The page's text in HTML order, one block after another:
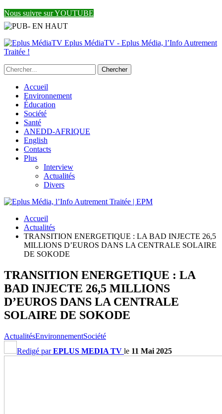
Nous suivre sur YOUTUBE
Eplus MédiaTV - Eplus Média, l’Info Autrement
Traitée !
Accueil
Environnement
Éducation
Société
Santé
ANEDD-AFRIQUE
English
Contacts
Plus
Interview
Actualités
Divers
Accueil
Actualités
TRANSITION ENERGETIQUE : LA BAD INJECTE 26,5
MILLIONS D’EUROS DANS LA CENTRALE SOLAIRE
DE SOKODE
TRANSITION ENERGETIQUE : LA
BAD INJECTE 26,5 MILLIONS
D’EUROS DANS LA CENTRALE
SOLAIRE DE SOKODE
ActualitésEnvironnementSociété
Redigé parEPLUS MEDIA TV le 11 Mai 2025